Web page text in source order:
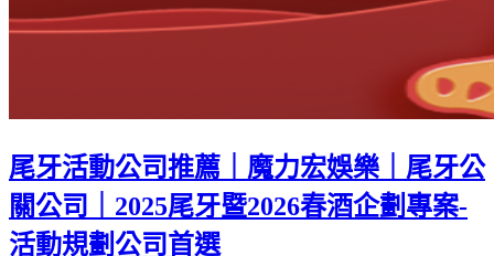
尾牙活動公司推薦｜魔力宏娛樂｜尾牙公
關公司｜2025尾牙暨2026春酒企劃專案-
活動規劃公司首選